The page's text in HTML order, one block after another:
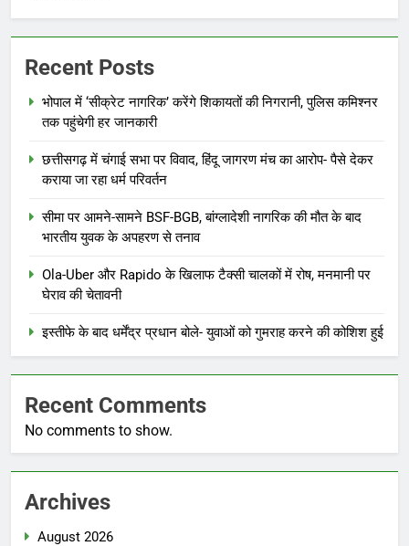
Recent Posts
भोपाल में ‘सीक्रेट नागरिक’ करेंगे शिकायतों की निगरानी, पुलिस कमिश्नर
तक पहुंचेगी हर जानकारी
छत्तीसगढ़ में चंगाई सभा पर विवाद, हिंदू जागरण मंच का आरोप- पैसे देकर
कराया जा रहा धर्म परिवर्तन
सीमा पर आमने-सामने BSF-BGB, बांग्लादेशी नागरिक की मौत के बाद
भारतीय युवक के अपहरण से तनाव
Ola-Uber और Rapido के खिलाफ टैक्सी चालकों में रोष, मनमानी पर
घेराव की चेतावनी
इस्तीफे के बाद धर्मेंद्र प्रधान बोले- युवाओं को गुमराह करने की कोशिश हुई
Recent Comments
No comments to show.
Archives
August 2026